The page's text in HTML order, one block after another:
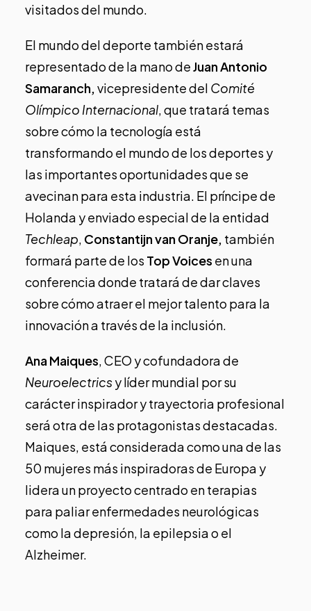
visitados del mundo.
El mundo del deporte también estará
representado de la mano deJuan Antonio
Samaranch,vicepresidente del Comité
Olímpico Internacional, que tratará temas
sobre cómo la tecnología está
transformando el mundo de los deportes y
las importantes oportunidades que se
avecinan para esta industria. El príncipe de
Holanda y enviado especial de la entidad
Techleap, Constantijn van Oranje, también
formará parte de los Top Voices en una
conferencia donde tratará de dar claves
sobre cómo atraer el mejor talento para la
innovación a través de la inclusión.
Ana Maiques, CEO y cofundadora de
Neuroelectricsy líder mundial por su
carácter inspirador y trayectoria profesional
será otra de las protagonistas destacadas.
Maiques, está considerada como una de las
50 mujeres más inspiradoras de Europa y
lidera un proyecto centrado en terapias
para paliar enfermedades neurológicas
como la depresión, la epilepsia o el
Alzheimer.